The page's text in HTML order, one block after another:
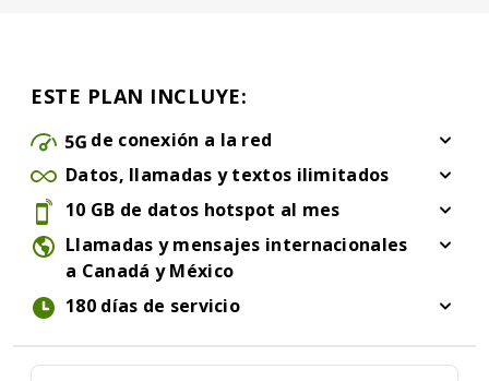
ESTE PLAN INCLUYE:
de conexión a la red
Conectividad de red 5G
Datos, llamadas y textos ilimitados
Datos, llamadas y textos ilimitados
10 GB de datos hotspot al mes
10 GB de datos hotspot al mes
Llamadas y mensajes internacionales
a Canadá y México
Llamadas y mensajes internacionales a Canadá y
180 días de servicio